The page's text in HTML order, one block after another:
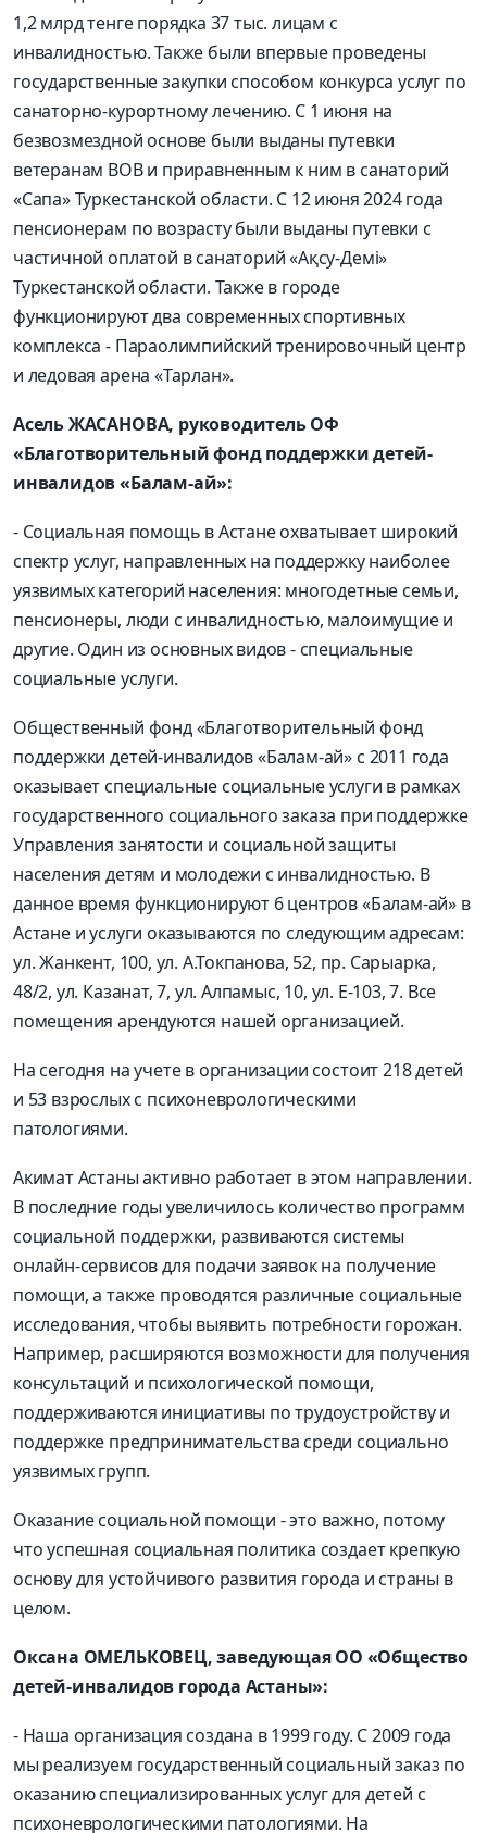
1,2 млрд тенге порядка 37 тыс. лицам с
инвалидностью. Также были впервые проведены
государственные закупки способом конкурса услуг по
санаторно-курортному лечению. С 1 июня на
безвозмездной основе были выданы путевки
ветеранам ВОВ и приравненным к ним в санаторий
«Сапа» Туркестанской области. С 12 июня 2024 года
пенсионерам по возрасту были выданы путевки с
частичной оплатой в санаторий «Ақсу-Демі»
Туркестанской области. Также в городе
функционируют два современных спортивных
комплекса - Параолимпийский тренировочный центр
и ледовая арена «Тарлан».
Асель ЖАСАНОВА, руководитель ОФ
«Благотворительный фонд поддержки детей-
инвалидов «Балам-ай»:
- Социальная помощь в Астане охватывает широкий
спектр услуг, направленных на поддержку наиболее
уязвимых категорий населения: многодетные семьи,
пенсионеры, люди с инвалидностью, малоимущие и
другие. Один из основных видов - специальные
социальные услуги.
Общественный фонд «Благотворительный фонд
поддержки детей-инвалидов «Балам-ай» с 2011 года
оказывает специальные социальные услуги в рамках
государственного социального заказа при поддержке
Управления занятости и социальной защиты
населения детям и молодежи с инвалидностью. В
данное время функционируют 6 центров «Балам-ай» в
Астане и услуги оказываются по следующим адресам:
ул. Жанкент, 100, ул. А.Токпанова, 52, пр. Сарыарка,
48/2, ул. Казанат, 7, ул. Алпамыс, 10, ул. Е-103, 7. Все
помещения арендуются нашей организацией.
На сегодня на учете в организации состоит 218 детей
и 53 взрослых с психоневрологическими
патологиями.
Акимат Астаны активно работает в этом направлении.
В последние годы увеличилось количество программ
социальной поддержки, развиваются системы
онлайн-сервисов для подачи заявок на получение
помощи, а также проводятся различные социальные
исследования, чтобы выявить потребности горожан.
Например, расширяются возможности для получения
консультаций и психологической помощи,
поддерживаются инициативы по трудоустройству и
поддержке предпринимательства среди социально
уязвимых групп.
Оказание социальной помощи - это важно, потому
что успешная социальная политика создает крепкую
основу для устойчивого развития города и страны в
целом.
Оксана ОМЕЛЬКОВЕЦ, заведующая ОО «Общество
детей-инвалидов города Астаны»:
- Наша организация создана в 1999 году. С 2009 года
мы реализуем государственный социальный заказ по
оказанию специализированных услуг для детей с
психоневрологическими патологиями. На